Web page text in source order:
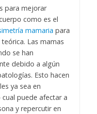
para mejorar
como es el
mamaria para
Las mamas
se han
debido a algún
Esto hacen
ya sea en
puede afectar a
y repercutir en